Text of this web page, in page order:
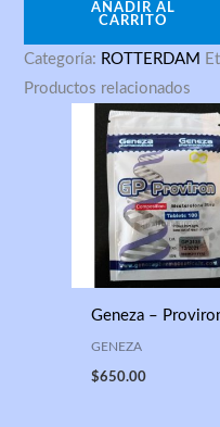
AÑADIR AL
CARRITO
Categoría: ROTTERDAM
Productos relacionados
Geneza –
GENEZA
$650.00